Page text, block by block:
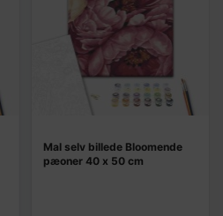
Mal selv billede Bloomende
pæoner 40 x 50 cm